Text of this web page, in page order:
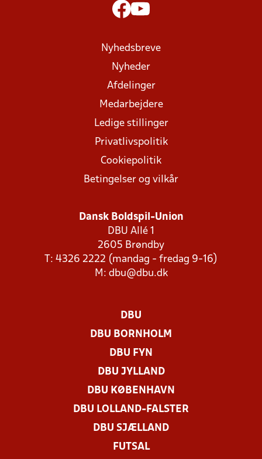
Nyhedsbreve
Nyheder
Afdelinger
Medarbejdere
Ledige stillinger
Privatlivspolitik
Cookiepolitik
Betingelser og vilkår
Dansk Boldspil-Union
DBU Allé 1
2605 Brøndby
T: 4326 2222 (mandag - fredag 9-16)
M: dbu@dbu.dk
DBU
DBU BORNHOLM
DBU FYN
DBU JYLLAND
DBU KØBENHAVN
DBU LOLLAND-FALSTER
DBU SJÆLLAND
FUTSAL